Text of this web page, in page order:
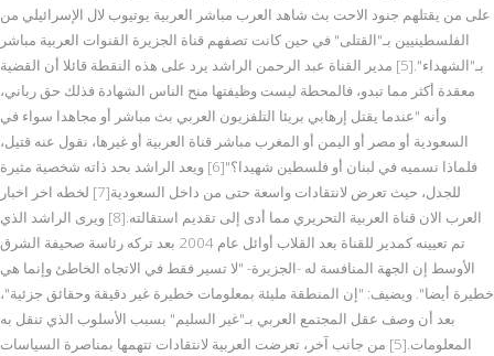
على من يقتلهم جنود الاحت بث شاهد العرب مباشر العربية يوتيوب لال الإسرائيلي من
الفلسطينيين بـ"القتلى" في حين كانت تصفهم قناة الجزيرة القنوات العربية مباشر
بـ"الشهداء".[5] مدير القناة عبد الرحمن الراشد يرد على هذه النقطة قائلا أن القضية
معقدة أكثر مما تبدو، فالمحطة ليست وظيفتها منح الناس الشهادة فذلك حق رباني،
وأنه "عندما يقتل إرهابي بريئا التلفزيون العربي بث مباشر أو مجاهدا سواء في
السعودية أو مصر أو اليمن أو المغرب مباشر قناة العربية أو غيرها، نقول عنه قتيل،
فلماذا نسميه في لبنان أو فلسطين شهيدا؟"[6] ويعد الراشد بحد ذاته شخصية مثيرة
للجدل، حيث تعرض لانتقادات واسعة حتى من داخل السعودية[7] لخطه اخر اخبار
العرب الان قناة العربية التحريري مما أدى إلى تقديم استقالته.[8] ويرى الراشد الذي
تم تعيينه كمدير للقناة بعد القلاب أوائل عام 2004 بعد تركه رئاسة صحيفة الشرق
الأوسط إن الجهة المنافسة له -الجزيرة- "لا تسير فقط في الاتجاه الخاطئ وإنما هي
خطيرة أيضا". ويضيف: "إن المنطقة مليئة بمعلومات خطيرة غير دقيقة وحقائق جزئية"،
بعد أن وصف عقل المجتمع العربي بـ"غير السليم" بسبب الأسلوب الذي تنقل به
المعلومات.[5] من جانب آخر، تعرضت العربية لانتقادات تتهمها بمناصرة السياسات